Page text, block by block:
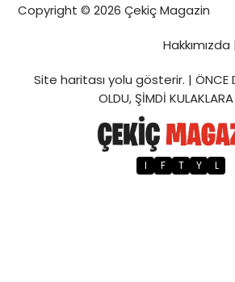
Copyright © 2026 Çekiç Magazin
Hakkımızda
Site haritasıyolu gösterir. | ÖNCE
OLDU, ŞİMDİ
I F T Y L